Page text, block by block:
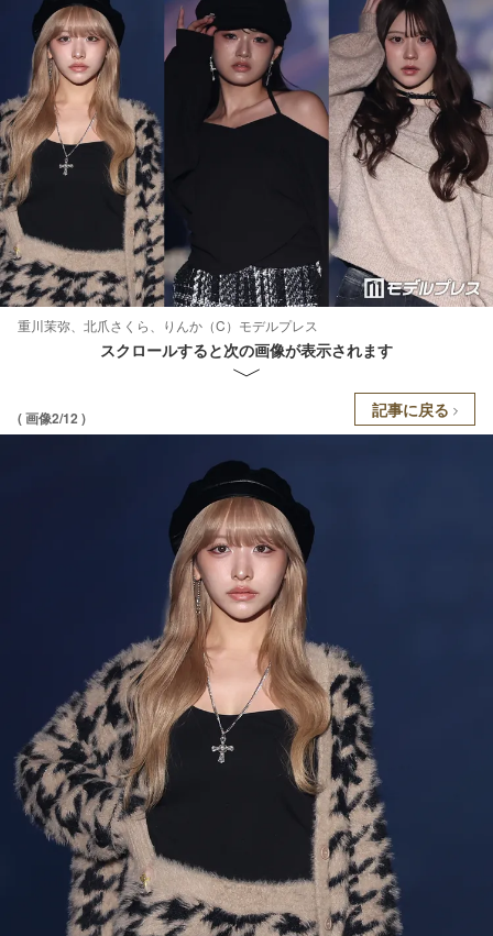
重川茉弥、北爪さくら、りんか（C）モデルプレス
スクロールすると次の画像が表示されます
( 画像2/12 ) 記事に戻る